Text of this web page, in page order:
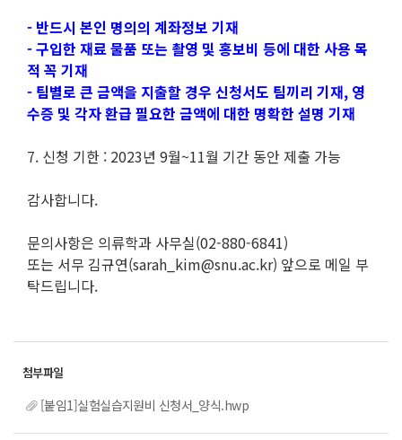
- 반드시 본인 명의의 계좌정보 기재
- 구입한 재료 물품 또는 촬영 및 홍보비 등에 대한 사용 목
적 꼭 기재
- 팀별로 큰 금액을 지출할 경우 신청서도 팀끼리 기재, 영
수증 및 각자 환급 필요한 금액에 대한 명확한 설명 기재
7. 신청 기한 : 2023년 9월~11월 기간 동안 제출 가능
감사합니다.
문의사항은 의류학과 사무실(02-880-6841)
또는 서무 김규연(sarah_kim@snu.ac.kr) 앞으로 메일 부
탁드립니다.
[붙임1]실험실습지원비 신청서_양식.hwp